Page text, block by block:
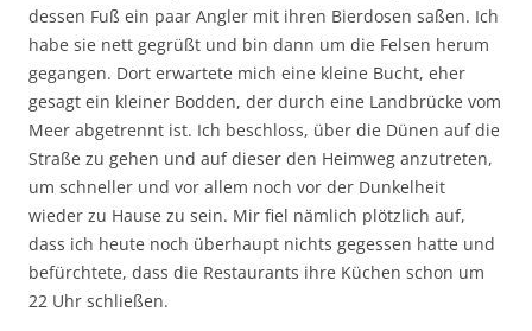
dessen Fuß ein paar Angler mit ihren Bierdosen saßen. Ich
habe sie nett gegrüßt und bin dann um die Felsen herum
gegangen. Dort erwartete mich eine kleine Bucht, eher
gesagt ein kleiner Bodden, der durch eine Landbrücke vom
Meer abgetrennt ist. Ich beschloss, über die Dünen auf die
Straße zu gehen und auf dieser den Heimweg anzutreten,
um schneller und vor allem noch vor der Dunkelheit
wieder zu Hause zu sein. Mir fiel nämlich plötzlich auf,
dass ich heute noch überhaupt nichts gegessen hatte und
befürchtete, dass die Restaurants ihre Küchen schon um
22 Uhr schließen.